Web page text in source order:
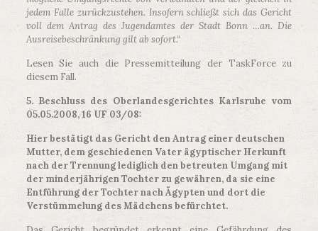
jedem Falle zurückzustehen. Insofern schließt sich das Gericht
voll dem Antrag des Jugendamtes der Stadt Bonn …an. Die
Ausreisebeschränkung gilt ab sofort.“
Lesen Sie auch die Pressemitteilung der TaskForce zu
diesem Fall.
5. Beschluss des Oberlandesgerichtes Karlsruhe vom
05.05.2008, 16 UF 03/08:
Hier bestätigt das Gericht den Antrag einer deutschen
Mutter, dem geschiedenen Vater ägyptischer Herkunft
nach der Trennung lediglich den betreuten Umgang mit
der minderjährigen Tochter zu gewähren, da sie eine
Entführung der Tochter nach Ägypten und dort die
Verstümmelung des Mädchens befürchtet.